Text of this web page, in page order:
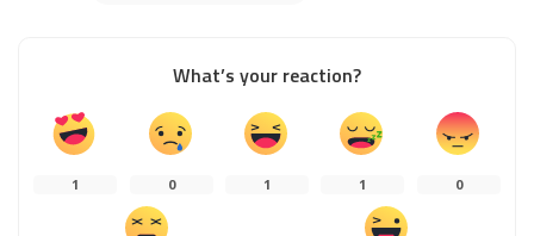
What’s your reaction?
1 0 1 1 0